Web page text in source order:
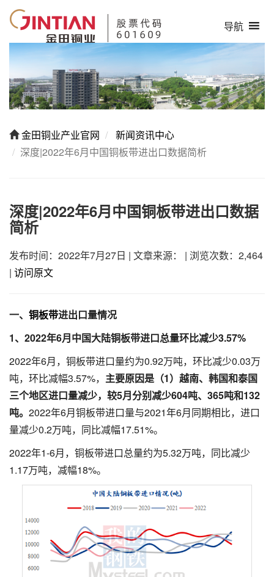
导航
金田铜业产业官网
新闻资讯中心
深度|2022年6月中国铜板带进出口数据简析
深度|2022年6月中国铜板带进出口数据
简析
发布时间：2022年7月27日 | 文章来源： | 浏览次数：2,464
| 访问原文
一、 铜板带进出口量情况
1、2022年6月中国大陆铜板带进口总量环比减少3.57%
2022年6月，铜板带进口量约为0.92万吨，环比减少0.03万
吨，环比减幅3.57%， 主要原因是（1）越南、 韩国和泰国
三个地区进口量减少，较5月分别减少604吨、 365吨和132
吨。 2022年6月铜板带进口量与2021年6月同期相比，进口
量减少0.2万吨，同比减幅17.51%。
2022年1-6月，铜板带进口总量约为5.32万吨，同比减少
1.17万吨，减幅18%。